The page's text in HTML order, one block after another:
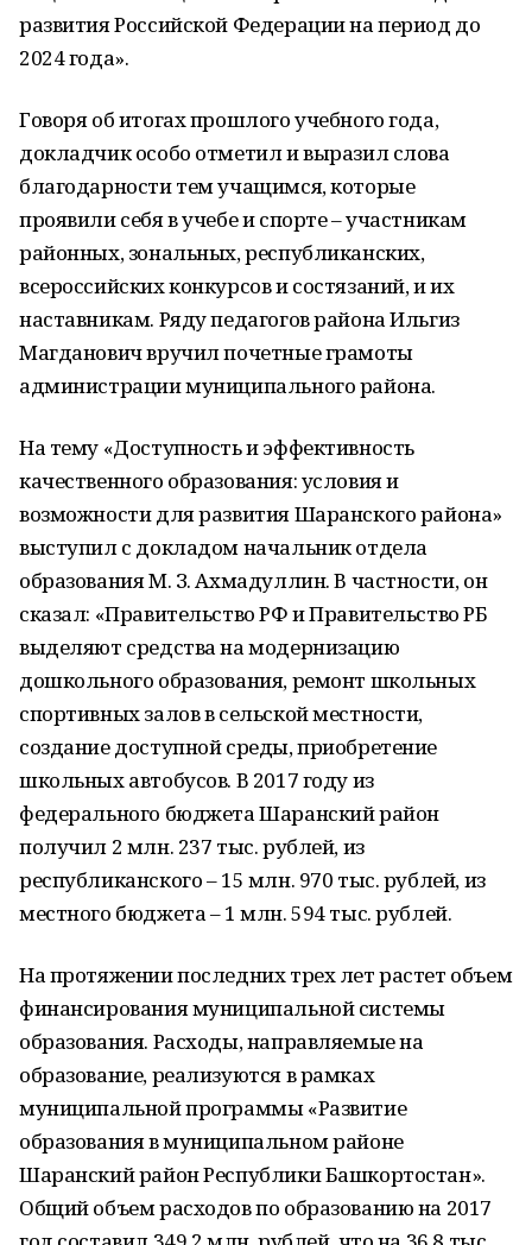
развития Российской Федерации на период до
2024 года».
Говоря об итогах прошлого учебного года,
докладчик особо отметил и выразил слова
благодарности тем учащимся, которые
проявили себя в учебе и спорте – участникам
районных, зональных, республиканских,
всероссийских конкурсов и состязаний, и их
наставникам. Ряду педагогов района Ильгиз
Магданович вручил почетные грамоты
администрации муниципального района.
На тему «Доступность и эффективность
качественного образования: условия и
возможности для развития Шаранского района»
выступил с докладом начальник отдела
образования М. З. Ахмадуллин. В частности, он
сказал: «Правительство РФ и Правительство РБ
выделяют средства на модернизацию
дошкольного образования, ремонт школьных
спортивных залов в сельской местности,
создание доступной среды, приобретение
школьных автобусов. В 2017 году из
федерального бюджета Шаранский район
получил 2 млн. 237 тыс. рублей, из
республиканского – 15 млн. 970 тыс. рублей, из
местного бюджета – 1 млн. 594 тыс. рублей.
На протяжении последних трех лет растет объем
финансирования муниципальной системы
образования. Расходы, направляемые на
образование, реализуются в рамках
муниципальной программы «Развитие
образования в муниципальном районе
Шаранский район Республики Башкортостан».
Общий объем расходов по образованию на 2017